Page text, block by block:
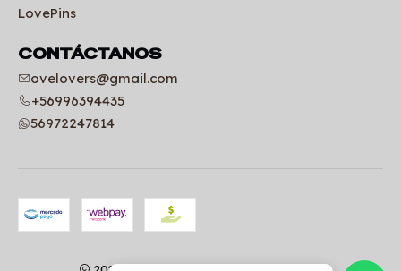
LovePins
CONTÁCTANOS
ovelovers@gmail.com
+56996394435
56972247814